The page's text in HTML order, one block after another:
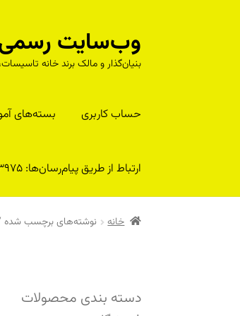
پرش
به
ناوبری
پرش
به
محتوا
وب‌سایت رسمی
بنیان‌گذار و مالک برند خانه
حساب کاربری بسته‌های
ارتباط از طریق پیام‌رسان‌ها: 09373443975
خانه نوشته‌های برچسب شده
دسته بندی محصولات